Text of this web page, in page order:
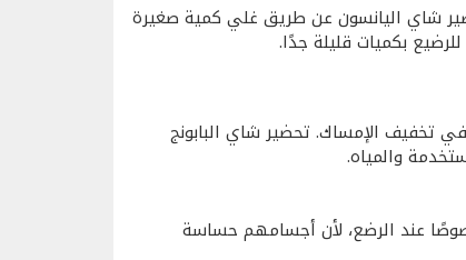
شاي اليانسون عن طريق غلي كمية صغيرة
بكميات قليلة جدًا.
تخفيف الإمساك. تحضير شاي البابونج
والمياه.
عند الرضع، لأن أجسامهم حساسة